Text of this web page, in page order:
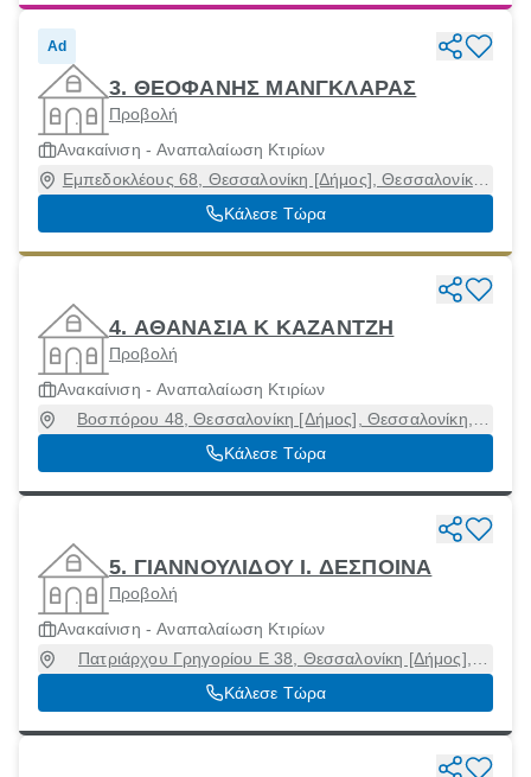
Ad
3. ΘΕΟΦΑΝΗΣ ΜΑΝΓΚΛΑΡΑΣ
Προβολή
Ανακαίνιση - Αναπαλαίωση Κτιρίων
Εμπεδοκλέους 68, Θεσσαλονίκη [Δήμος], Θεσσαλονίκη,
54351
Κάλεσε Τώρα
4. ΑΘΑΝΑΣΙΑ Κ KAZANTZH
Προβολή
Ανακαίνιση - Αναπαλαίωση Κτιρίων
Βοσπόρου 48, Θεσσαλονίκη [Δήμος], Θεσσαλονίκη,
54454
Κάλεσε Τώρα
5. ΓΙΑΝΝΟΥΛΙΔΟΥ Ι. ΔΕΣΠΟΙΝΑ
Προβολή
Ανακαίνιση - Αναπαλαίωση Κτιρίων
Πατριάρχου Γρηγορίου E 38, Θεσσαλονίκη [Δήμος],
Θεσσαλονίκη, 54248
Κάλεσε Τώρα